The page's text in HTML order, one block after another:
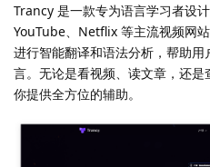
Trancy 是一款专为语言学习者设
YouTube、Netflix 等主流视频网
进行智能翻译和语法分析，帮助
言。无论是看视频、读文章，还
你提供全方位的辅助。